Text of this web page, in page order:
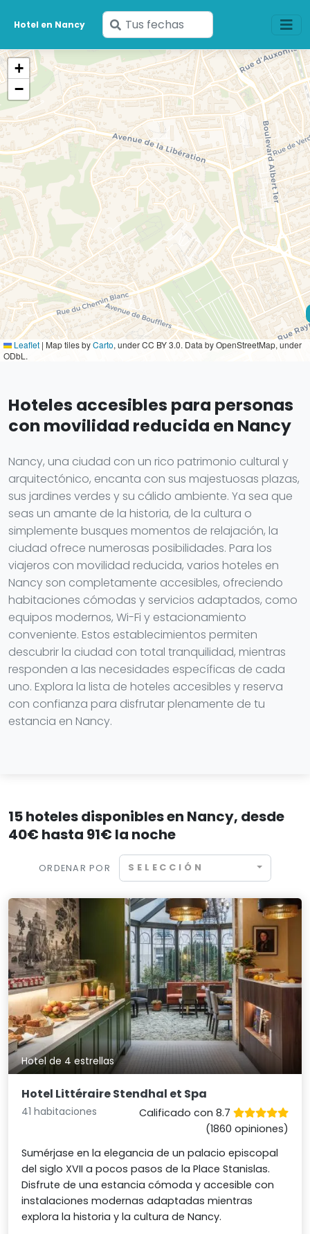
Hotel en Nancy
Ingresa
tus
fechas
+
−
Leaflet | Map tiles byCarto, under CC BY 3.0. Data by OpenStreetMap, under
ODbL.
Hoteles accesibles para personas
con movilidad reducida en Nancy
Nancy, una ciudad con un rico patrimonio cultural y
arquitectónico, encanta con sus majestuosas plazas,
sus jardines verdes y su cálido ambiente. Ya sea que
seas un amante de la historia, de la cultura o
simplemente busques momentos de relajación, la
ciudad ofrece numerosas posibilidades. Para los
viajeros con movilidad reducida, varios hoteles en
Nancy son completamente accesibles, ofreciendo
habitaciones cómodas y servicios adaptados, como
equipos modernos, Wi-Fi y estacionamiento
conveniente. Estos establecimientos permiten
descubrir la ciudad con total tranquilidad, mientras
responden a las necesidades específicas de cada
uno. Explora la lista de hoteles accesibles y reserva
con confianza para disfrutar plenamente de tu
estancia en Nancy.
15 hoteles disponibles en Nancy, desde
40€ hasta 91€ la noche
ORDENAR POR SELECCIÓN
Hotel de 4 estrellas
Hotel Littéraire Stendhal et Spa
41 habitaciones
Calificado con 8.7
(1860 opiniones)
Sumérjase en la elegancia de un palacio episcopal
del siglo XVII a pocos pasos de la Place Stanislas.
Disfrute de una estancia cómoda y accesible con
instalaciones modernas adaptadas mientras
explora la historia y la cultura de Nancy.